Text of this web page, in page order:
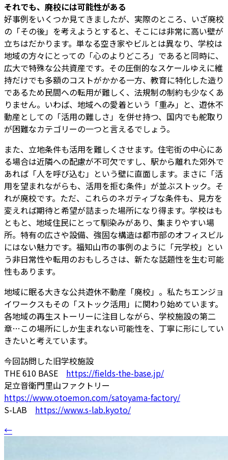
それでも、廃校には可能性がある
好事例をいくつか見てきましたが、実際のところ、いざ廃校
の「その後」を考えようとすると、そこには非常に高い壁が
立ちはだかります。単なる空き家やビルとは異なり、学校は
地域の方々にとっての「心のよりどころ」であると同時に、
広大で特殊な公共資産です。その圧倒的なスケールゆえに維
持だけでも多額のコストがかかる一方、教育に特化した造り
であるため民間への転用が難しく、法規制の制約も少なくあ
りません。いわば、地域への愛着という「重み」と、遊休不
動産としての「活用の難しさ」を併せ持つ、国内でも舵取り
が困難なカテゴリーの一つと言えるでしょう。
また、立地条件も活用を難しくさせます。住宅街の中心にあ
る場合は近隣への配慮が不可欠ですし、駅から離れた郊外で
あれば「人を呼び込む」という壁に直面します。まさに「活
用を望まれながらも、活用を拒む条件」が並ぶストック。そ
れが廃校です。ただ、これらのネガティブな条件も、見方を
変えれば期待と希望が詰まった場所になり得ます。学校はも
ともと、地域住民にとって馴染みがあり、集まりやすい場
所。特有の広さや設備、強固な構造は都市部のオフィスビル
にはない魅力です。福知山市の事例のように「元学校」とい
う非日常性や転用のおもしろさは、新たな話題性を生む可能
性もあります。
地域に眠る大きな公共遊休不動産「廃校」。私たちエンジョ
イワークスもその「ストック活用」に関わり始めています。
各地域の再生ストーリーに注目しながら、学校施設の第二
章…この場所にしか生まれない可能性を、丁寧に形にしてい
きたいと考えています。
今回訪問した旧学校施設
THE 610 BASE https://fields-the-base.jp/
足立音衛門里山ファクトリー
https://www.otoemon.com/satoyama-factory/
S-LAB https://www.s-lab.kyoto/
←